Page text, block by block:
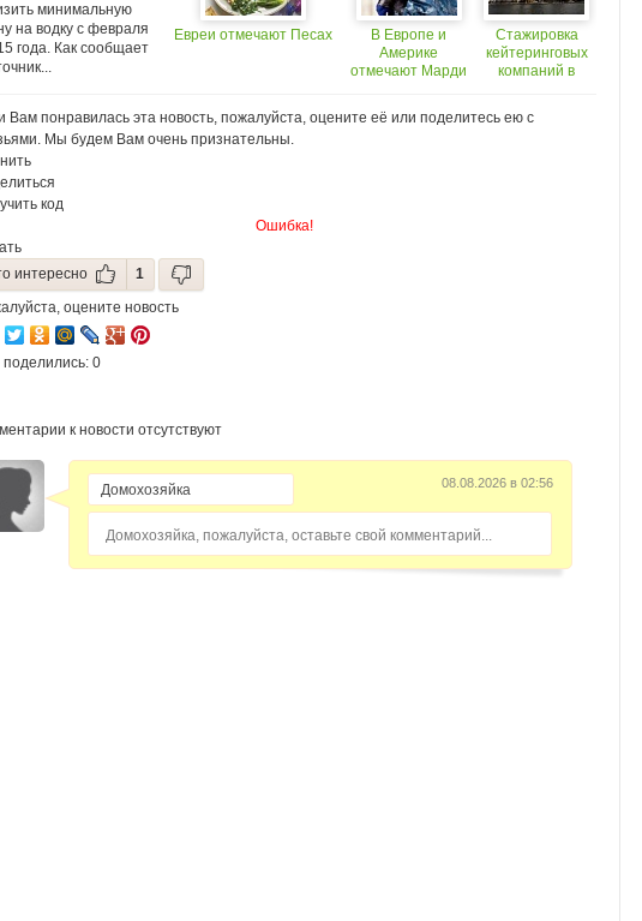
минимальную
на водку с февраля
года. Как сообщает
Евреи отмечают Песах
В Европе и
Америке
отмечают Марди
Стажировка
кейтеринговых
компаний в
Вам понравилась эта новость, пожалуйста, оцените её или поделитесь ею с
Мы будем Вам очень признательны.
код
Ошибка!
интересно
1
оцените новость
0
к новости отсутствуют
08.08.2026 в 02:56
Домохозяйка, пожалуйста, оставьте свой комментарий...